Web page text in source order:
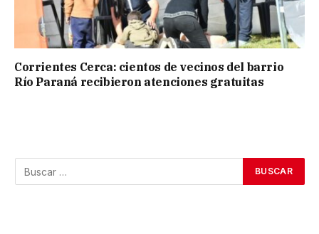
Corrientes Cerca: cientos de vecinos del barrio
Río Paraná recibieron atenciones gratuitas